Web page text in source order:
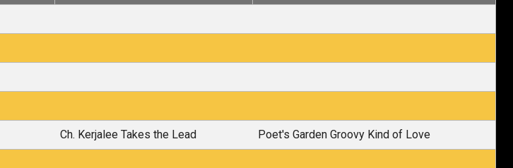
Ch. Kerjalee Takes the Lead Poet's Garden Groovy Kind of Love